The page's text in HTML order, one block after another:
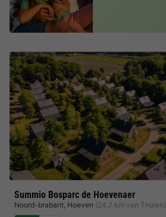
Summio Bosparc de Hoevenaer
Noord-brabant, Hoeven (24,7 km van Tholen)